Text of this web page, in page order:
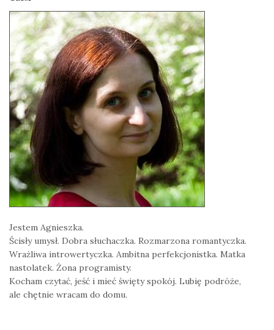
Jestem Agnieszka.
Ścisły umysł. Dobra słuchaczka. Rozmarzona romantyczka.
Wrażliwa introwertyczka. Ambitna perfekcjonistka. Matka
nastolatek. Żona programisty.
Kocham czytać, jeść i mieć święty spokój. Lubię podróże,
ale chętnie wracam do domu.